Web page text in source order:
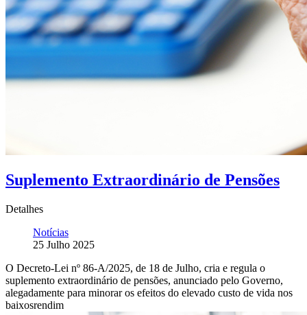
Suplemento Extraordinário de Pensões
Detalhes
Notícias
25 Julho 2025
O Decreto-Lei nº 86-A/2025, de 18 de Julho, cria e regula o
suplemento extraordinário de pensões, anunciado pelo Governo,
alegadamente para minorar os efeitos do elevado custo de vida nos
baixosrendim